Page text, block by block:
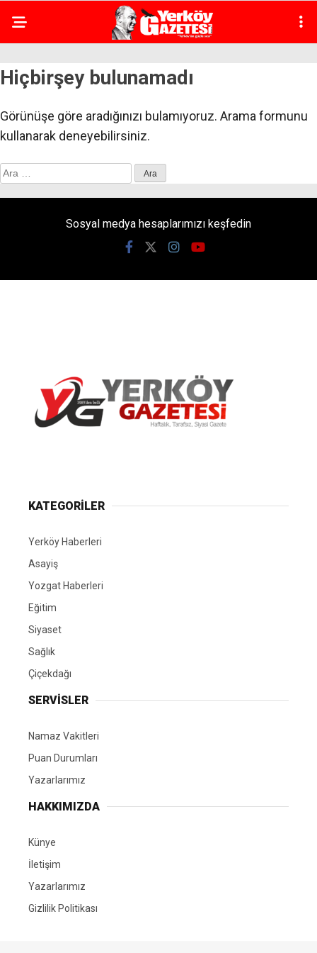
Hiçbirşey bulunamadı
Görünüşe göre aradığınızı bulamıyoruz. Arama formunu
kullanarak deneyebilirsiniz.
Arama:
Sosyal medya hesaplarımızı keşfedin
KATEGORİLER
Yerköy Haberleri
Asayiş
Yozgat Haberleri
Eğitim
Siyaset
Sağlık
Çiçekdağı
SERVİSLER
Namaz Vakitleri
Puan Durumları
Yazarlarımız
HAKKIMIZDA
Künye
İletişim
Yazarlarımız
Gizlilik Politikası